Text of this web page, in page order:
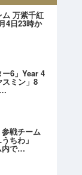
ム 万紫千紅
4日23時か
ー6」Year 4
ミン」8
参戦チーム
ちわ」
内で…